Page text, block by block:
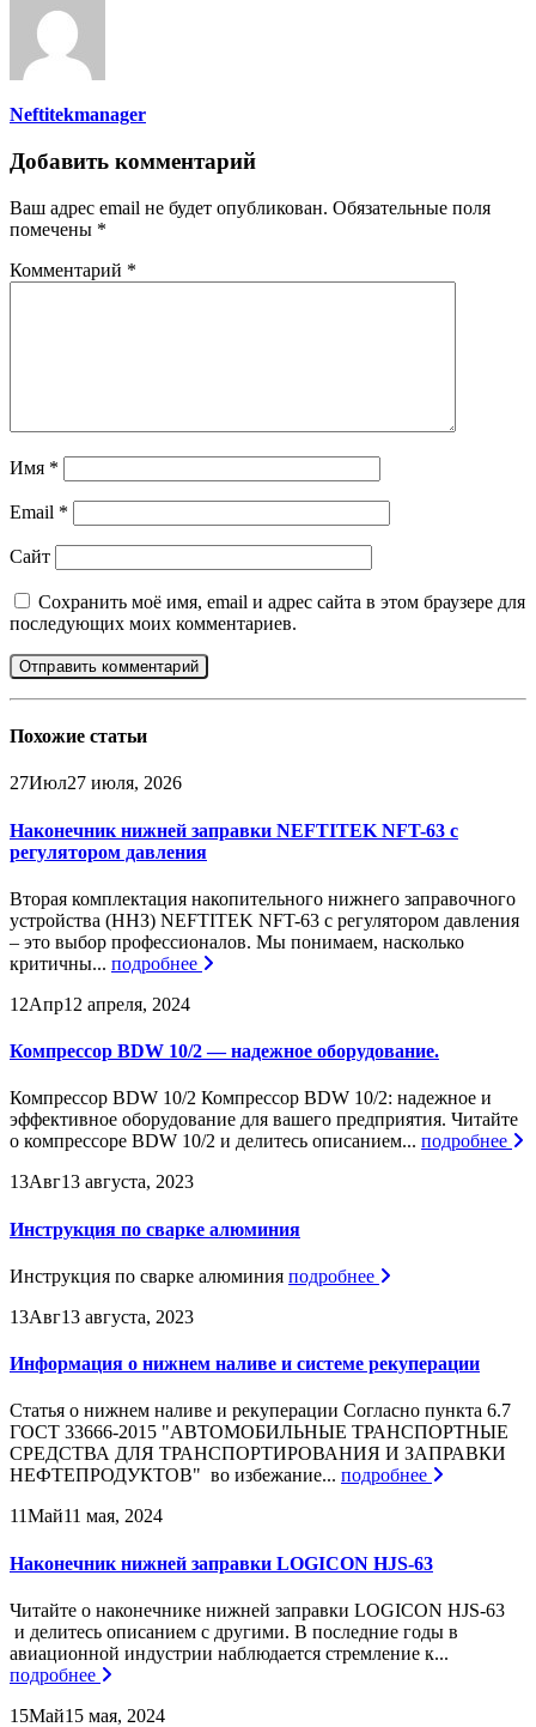
Neftitekmanager
Добавить комментарий
Ваш адрес email не будет опубликован. Обязательные поля
помечены *
Комментарий *
Имя *
Email *
Сайт
Сохранить моё имя, email и адрес сайта в этом браузере для
последующих моих комментариев.
Похожие статьи
27Июл27 июля, 2026
Наконечник нижней заправки NEFTITEK NFT-63 с
регулятором давления
Вторая комплектация накопительного нижнего заправочного
устройства (ННЗ) NEFTITEK NFT-63 с регулятором давления
– это выбор профессионалов. Мы понимаем, насколько
критичны... подробнее
12Апр12 апреля, 2024
Компрессор BDW 10/2 — надежное оборудование.
Компрессор BDW 10/2 Компрессор BDW 10/2: надежное и
эффективное оборудование для вашего предприятия. Читайте
о компрессоре BDW 10/2 и делитесь описанием... подробнее
13Авг13 августа, 2023
Инструкция по сварке алюминия
Инструкция по сварке алюминия подробнее
13Авг13 августа, 2023
Информация о нижнем наливе и системе рекуперации
Статья о нижнем наливе и рекуперации Согласно пункта 6.7
ГОСТ 33666-2015 "АВТОМОБИЛЬНЫЕ ТРАНСПОРТНЫЕ
СРЕДСТВА ДЛЯ ТРАНСПОРТИРОВАНИЯ И ЗАПРАВКИ
НЕФТЕПРОДУКТОВ" во избежание... подробнее
11Май11 мая, 2024
Наконечник нижней заправки LOGICON HJS-63
Читайте о наконечнике нижней заправки LOGICON HJS-63
и делитесь описанием с другими. В последние годы в
авиационной индустрии наблюдается стремление к...
подробнее
15Май15 мая, 2024